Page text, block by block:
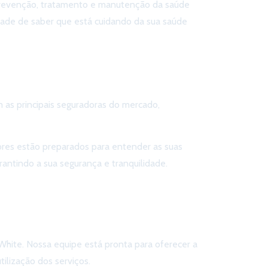
tratamento e manutenção da saúde
de saber que está cuidando da sua saúde
principais seguradoras do mercado,
estão preparados para entender as suas
a sua segurança e tranquilidade.
Nossa equipe está pronta para oferecer a
dos serviços.